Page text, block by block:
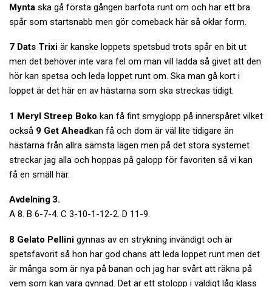
Mynta ska gå första gången barfota runt om och har ett bra
spår som startsnabb men gör comeback här så oklar form.
7 Dats Trixi är kanske loppets spetsbud trots spår en bit ut
men det behöver inte vara fel om man vill ladda så givet att den
hör kan spetsa och leda loppet runt om. Ska man gå kort i
loppet är det här en av hästarna som ska streckas tidigt.
1 Meryl Streep Boko kan få fint smyglopp på innerspåret vilket
också 9 Get Aheadkan få och dom är väl lite tidigare än
hästarna från allra sämsta lägen men på det stora systemet
streckar jag alla och hoppas på galopp för favoriten så vi kan
få en smäll här.
Avdelning 3.
A 8. B 6-7-4. C 3-10-1-12-2. D 11-9.
8 Gelato Pellini gynnas av en strykning invändigt och är
spetsfavorit så hon har god chans att leda loppet runt men det
är många som är nya på banan och jag har svårt att räkna på
vem som kan vara gynnad. Det är ett stolopp i väldigt låg klass